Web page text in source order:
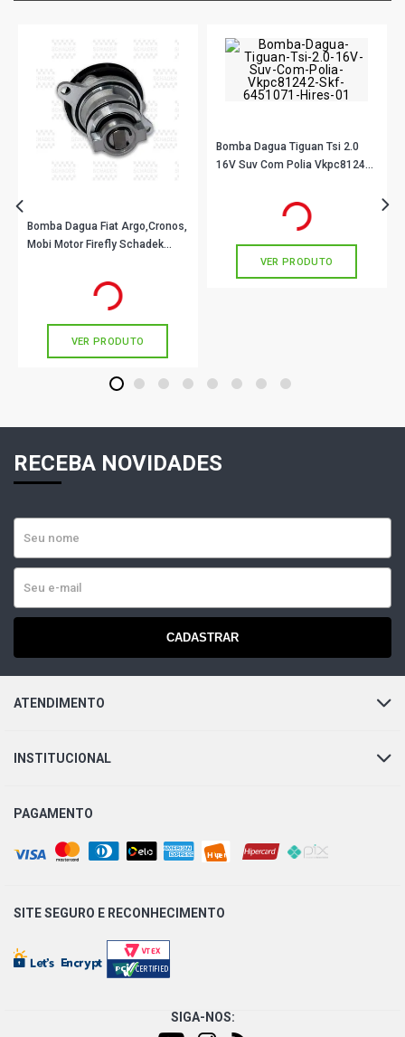
Bomba Dagua Fiat Argo,Cronos,
Mobi Motor Firefly Schadek
em até 7x de
VER PRODUTO
Bomba Dagua Tiguan Tsi 2.0
16V Suv Com Polia Vkpc81242
em até 10x de
VER PRODUTO
1 2 3 4 5 6 7 8
RECEBA NOVIDADES
CADASTRAR
ATENDIMENTO
INSTITUCIONAL
PAGAMENTO
SITE SEGURO E RECONHECIMENTO
SIGA-NOS: